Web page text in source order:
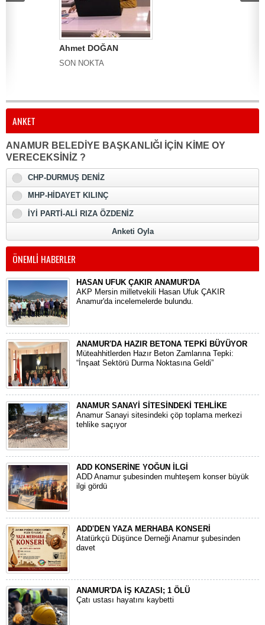
Ahmet DOĞAN
SON NOKTA
ANKET
ANAMUR BELEDİYE BAŞKANLIĞI İÇİN KİME OY
VERECEKSİNİZ ?
CHP-DURMUŞ DENİZ
MHP-HİDAYET KILINÇ
İYİ PARTİ-ALİ RIZA ÖZDENİZ
Anketi Oyla
ÖNEMLİ HABERLER
HASAN UFUK ÇAKIR ANAMUR'DA
AKP Mersin milletvekili Hasan Ufuk ÇAKIR
Anamur'da incelemelerde bulundu.
ANAMUR'DA HAZIR BETONA TEPKİ BÜYÜYOR
Müteahhitlerden Hazır Beton Zamlarına Tepki:
“İnşaat Sektörü Durma Noktasına Geldi”
ANAMUR SANAYİ SİTESİNDEKİ TEHLİKE
Anamur Sanayi sitesindeki çöp toplama merkezi
tehlike saçıyor
ADD KONSERİNE YOĞUN İLGİ
ADD Anamur şubesinden muhteşem konser büyük
ilgi gördü
ADD'DEN YAZA MERHABA KONSERİ
Atatürkçü Düşünce Derneği Anamur şubesinden
davet
ANAMUR'DA İŞ KAZASI; 1 ÖLÜ
Çatı ustası hayatını kaybetti